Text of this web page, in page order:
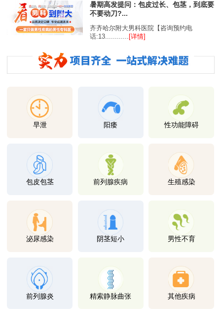
暑期高发提问：包皮过长、包茎，到底要
不要动刀?...
齐齐哈尔附大男科医院【咨询预约电
话:13............
[详情]
早泄 阳痿 性功能障碍
包皮包茎 前列腺疾病 生殖感染
泌尿感染 阴茎短小 男性不育
前列腺炎 精索静脉曲张 其他疾病